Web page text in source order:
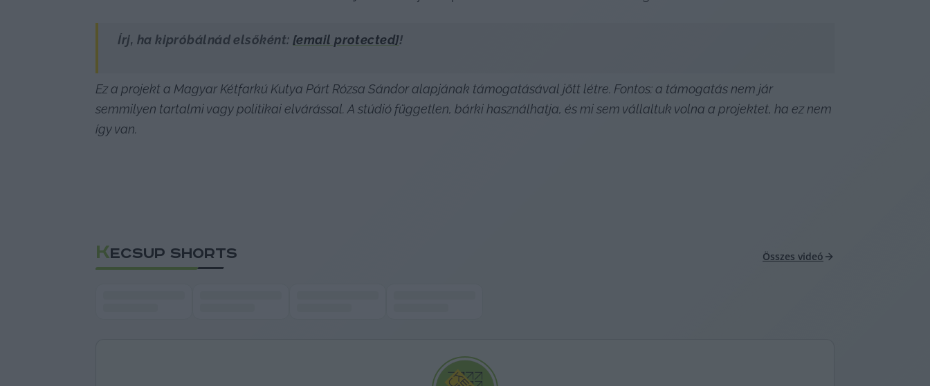
Írj, ha kipróbálnád elsőként: [email protected]!
Ez a projekt a Magyar Kétfarkú Kutya Párt Rózsa Sándor alapjának támogatásával jött létre. Fontos: a támogatás nem jár
semmilyen tartalmi vagy politikai elvárással. A stúdió független, bárki használhatja, és mi sem vállaltuk volna a projektet, ha ez nem
így van.
KECSUP SHORTS Összes videó